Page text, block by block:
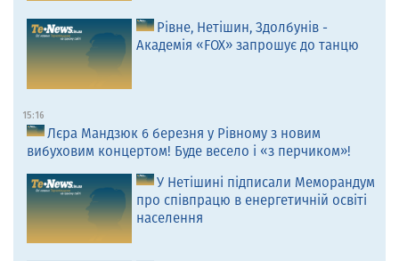
Рівне, Нетішин, Здолбунів -
Академія «FOX» запрошує до танцю
15:16
Лєра Мандзюк 6 березня у Рівному з новим
вибуховим концертом! Буде весело і «з перчиком»!
У Нетішині підписали Меморандум
про співпрацю в енергетичній освіті
населення